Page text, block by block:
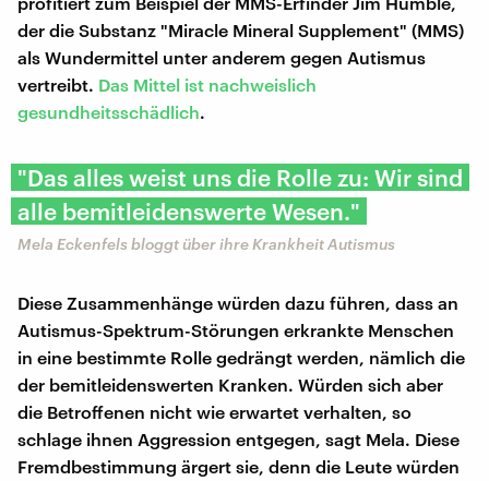
der die Substanz "Miracle Mineral Supplement" (MMS)
als Wundermittel unter anderem gegen Autismus
vertreibt. Das Mittel ist nachweislich
gesundheitsschädlich.
"Das alles weist uns die Rolle zu: Wir sind
alle bemitleidenswerte Wesen."
Mela Eckenfels bloggt über ihre Krankheit Autismus
Diese Zusammenhänge würden dazu führen, dass an
Autismus-Spektrum-Störungen erkrankte Menschen
in eine bestimmte Rolle gedrängt werden, nämlich die
der bemitleidenswerten Kranken. Würden sich aber
die Betroffenen nicht wie erwartet verhalten, so
schlage ihnen Aggression entgegen, sagt Mela. Diese
Fremdbestimmung ärgert sie, denn die Leute würden